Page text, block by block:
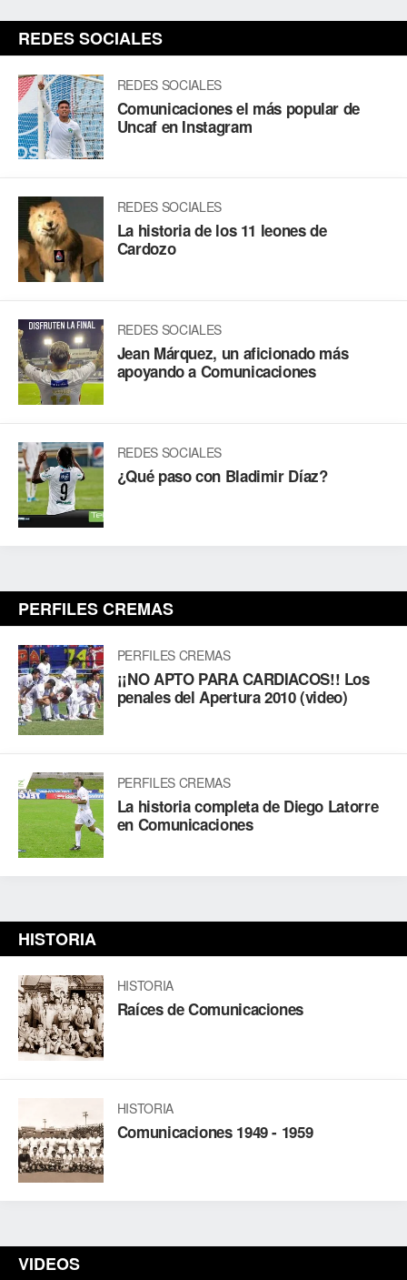
REDES SOCIALES
REDES SOCIALES
Comunicaciones el más popular de
Uncaf en Instagram
REDES SOCIALES
La historia de los 11 leones de
Cardozo
REDES SOCIALES
Jean Márquez, un aficionado más
apoyando a Comunicaciones
REDES SOCIALES
¿Qué paso con Bladimir Díaz?
PERFILES CREMAS
PERFILES CREMAS
¡¡NO APTO PARA CARDIACOS!! Los
penales del Apertura 2010 (video)
PERFILES CREMAS
La historia completa de Diego Latorre
en Comunicaciones
HISTORIA
HISTORIA
Raíces de Comunicaciones
HISTORIA
Comunicaciones 1949 - 1959
VIDEOS